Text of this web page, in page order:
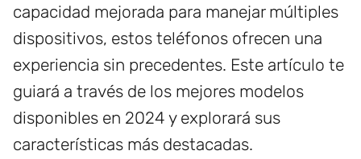
capacidad mejorada para manejar múltiples
dispositivos, estos teléfonos ofrecen una
experiencia sin precedentes. Este artículo te
guiará a través de los mejores modelos
disponibles en 2024 y explorará sus
características más destacadas.